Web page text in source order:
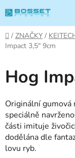
na
obsah
Domů
/ ZNAČKY /
Impact 3,5" 9cm
Hog
Originální gumová
speciálně
části imituje
dodělána dle
lovu ryb.